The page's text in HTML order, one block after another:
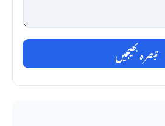
تبصرہ بھیجیں